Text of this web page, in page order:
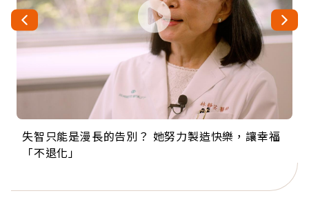
失智只能是漫長的告別？ 她努力製造快樂，讓幸福
「不退化」
來自剛果的巧克力神父 為台灣奉獻36年 「台灣是我
的家，我連作夢都講台語！」
63歲卸矽谷副總、搬回台灣找快樂！「蛋黃哥小
丑」走進安養院，逗樂上萬爺奶：退休後才開始真
104歲打破金氏世界紀錄 成為全球最年長羽球選
手，分享長壽的秘密原來是「這個」
事業巔峰他選擇追夢…黑手阿伯拉小提琴還登上小
巨蛋！連CNN都大讚！